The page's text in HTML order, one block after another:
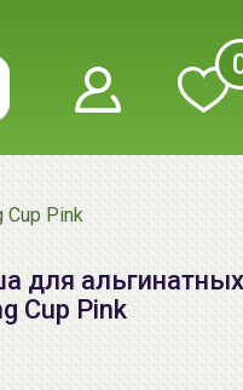
Pink
для
Cup Pink